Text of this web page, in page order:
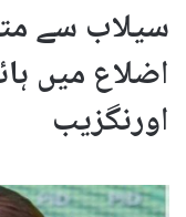
سیلاب سے
اضلاع میں
اورنگزیب